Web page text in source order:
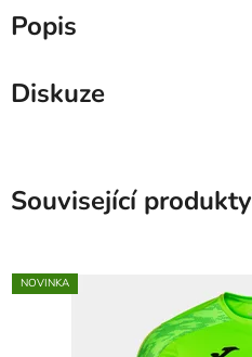
Popis
Diskuze
Související produkty
NOVINKA